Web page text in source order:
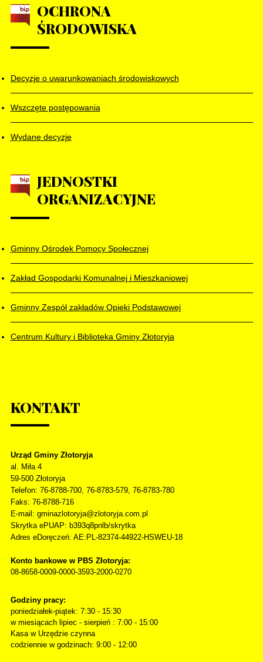
OCHRONA
ŚRODOWISKA
Decyzje o uwarunkowaniach środowiskowych
Wszczęte postępowania
Wydane decyzje
JEDNOSTKI
ORGANIZACYJNE
Gminny Ośrodek Pomocy Społecznej
Zakład Gospodarki Komunalnej i Mieszkaniowej
Gminny Zespół zakładów Opieki Podstawowej
Centrum Kultury i Biblioteka Gminy Złotoryja
KONTAKT
Urząd Gminy Złotoryja
al. Miła 4
59-500 Złotoryja
Telefon: 76-8788-700, 76-8783-579, 76-8783-780
Faks: 76-8788-716
E-mail: gminazlotoryja@zlotoryja.com.pl
Skrytka ePUAP: b393q8pnlb/skrytka
Adres eDoręczeń: AE:PL-82374-44922-HSWEU-18
Konto bankowe w PBS Złotoryja:
08-8658-0009-0000-3593-2000-0270
Godziny pracy:
poniedziałek-piątek: 7:30 - 15:30
w miesiącach lipiec - sierpień : 7:00 - 15:00
Kasa w Urzędzie czynna
codziennie w godzinach: 9:00 - 12:00